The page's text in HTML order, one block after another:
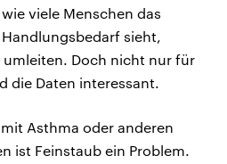
viele Menschen das
sieht,
umleiten. Doch nicht nur für
die Daten interessant.
Asthma oder anderen
ist Feinstaub ein Problem.